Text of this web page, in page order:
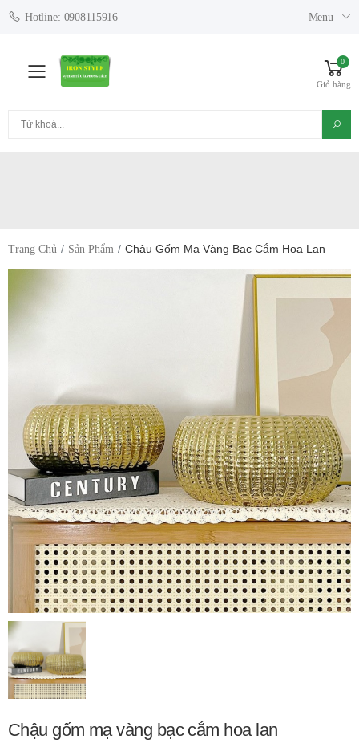
Hotline: 0908115916 Menu
Toggle mobile menu
0
Giỏ hàng
Trang Chủ Sản Phẩm Chậu Gốm Mạ Vàng Bạc Cắm Hoa Lan
Chậu gốm mạ vàng bạc cắm hoa lan